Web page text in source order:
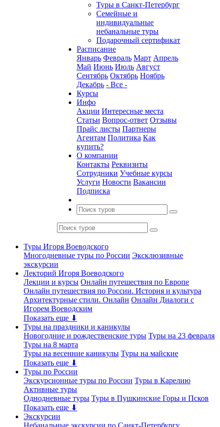
Туры в Санкт-Петербург
Семейные и
индивидуальные
небанальные туры
Подарочный сертификат
Расписание
Январь Февраль Март Апрель
Май Июнь Июль Август
Сентябрь Октябрь Ноябрь
Декабрь - Все -
Курсы
Инфо
Акции Интересные места
Статьи Вопрос-ответ Отзывы
Прайс листы Партнеры
Агентам Политика Как
купить?
О компании
Контакты Реквизиты
Сотрудники Учебные курсы
Услуги Новости Вакансии
Подписка
Туры Игоря Воеводского
Многодневные туры по России Эксклюзивные
экскурсии
Лекторий Игоря Воеводского
Лекции и курсы Онлайн путешествия по Европе
Онлайн путешествия по России. История и культура
Архитектурные стили. Онлайн Онлайн Диалоги с
Игорем Воеводским
Показать еще ⬇
Туры на праздники и каникулы
Новогодние и рождественские туры Туры на 23 февраля
Туры на 8 марта
Туры на весенние каникулы Туры на майские
Показать еще ⬇
Туры по России
Экскурсионные туры по России Туры в Карелию
Активные туры
Однодневные туры Туры в Пушкинские Горы и Псков
Показать еще ⬇
Экскурсии
Небанальные экскурсии по Санкт-Петербургу